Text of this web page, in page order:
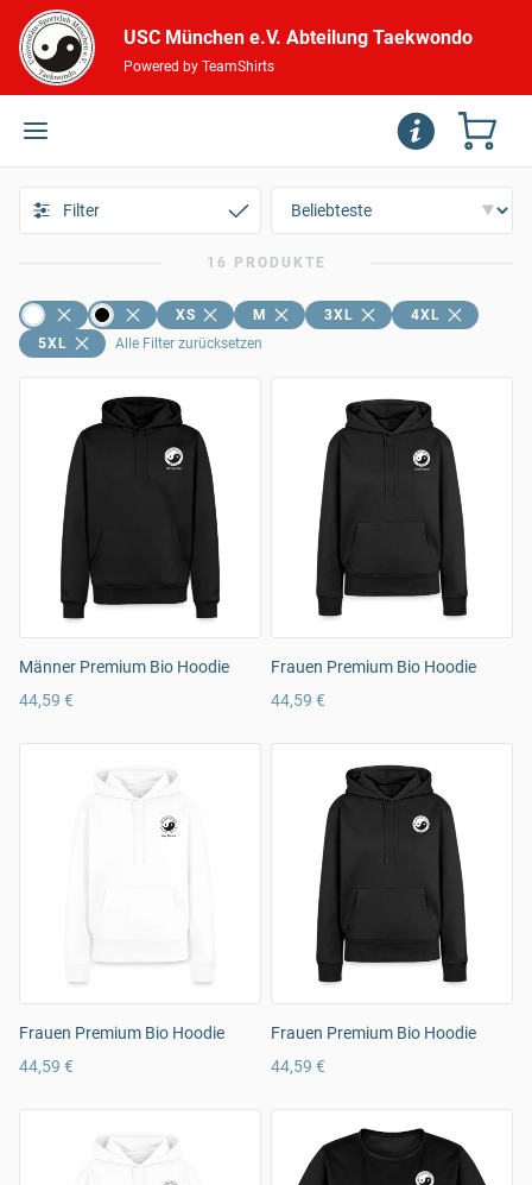
USC München e.V. Abteilung Taekwondo
Powered by TeamShirts
Filter
16 PRODUKTE
XS M 3XL
4XL
5XL
Alle Filter zurücksetzen
Männer Premium Bio Hoodie
44,59 €
Frauen Premium Bio Hoodie
44,59 €
Frauen Premium Bio Hoodie
44,59 €
Frauen Premium Bio Hoodie
44,59 €